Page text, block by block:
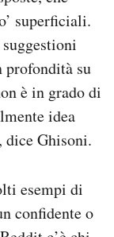
superficiali.
profondità su
è in grado di
idea
dice Ghisoni.
esempi di
confidente o